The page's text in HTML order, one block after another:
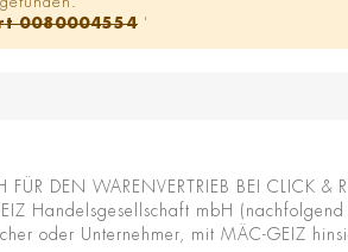
0080004554 '
DEN WARENVERTRIEB BEI CLICK
Handelsgesellschaft mbH
oder Unternehmer, mit MÄC-GEIZ